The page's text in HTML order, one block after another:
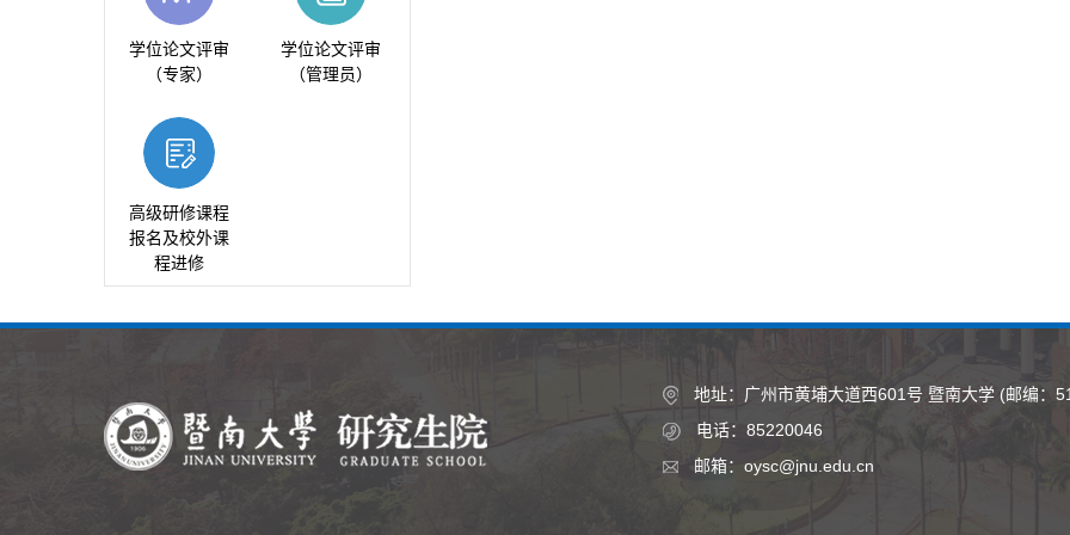
学位论文评审
（专家）
学位论文评审
（管理员）
高级研修课程
报名及校外课
程进修
地址：广州市黄埔大道西601号 暨南大学 (邮编：
电话：85220046
邮箱：oysc@jnu.edu.cn